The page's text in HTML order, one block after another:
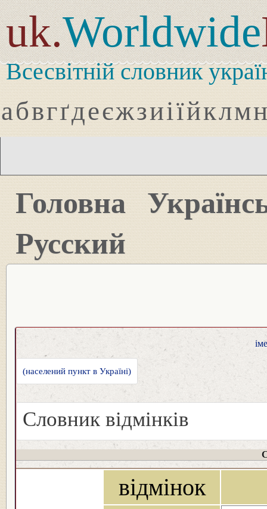
uk.Worldwide
Всесвітній словник
абвгґдеєжзиіїйклмн
Головна
Русский
(населений пункт в Україні)
Словник відмінків
відмінок